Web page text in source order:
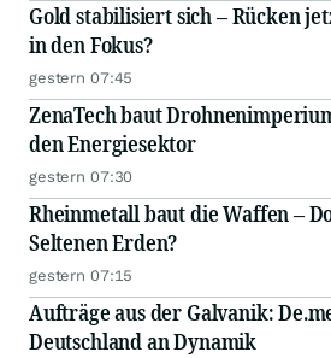
Gold stabilisiert sich – Rücken
in den Fokus?
gestern 07:45
ZenaTech baut
den Energiesektor
gestern 07:30
Rheinmetall baut die Waffen –
Seltenen Erden?
gestern 07:15
Aufträge aus der Galvanik:
Deutschland an Dynamik